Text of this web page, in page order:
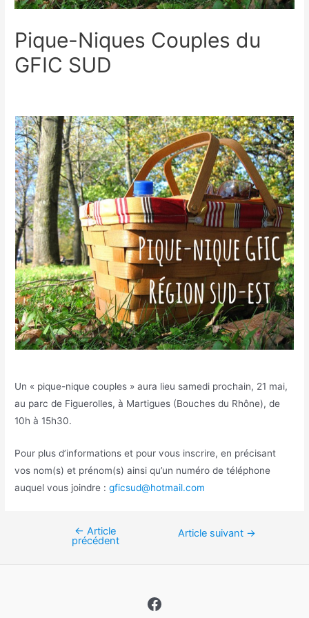
Pique-Niques Couples du
GFIC SUD
Un « pique-nique couples » aura lieu samedi prochain, 21 mai,
au parc de Figuerolles, à Martigues (Bouches du Rhône), de
10h à 15h30.
Pour plus d’informations et pour vous inscrire, en précisant
vos nom(s) et prénom(s) ainsi qu’un numéro de téléphone
auquel vous joindre :gficsud@hotmail.com
Navigation
← Article
précédent
Article suivant →
Facebook